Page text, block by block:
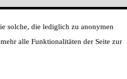
solche, die lediglich zu anonymen
alle Funktionalitäten der Seite zur